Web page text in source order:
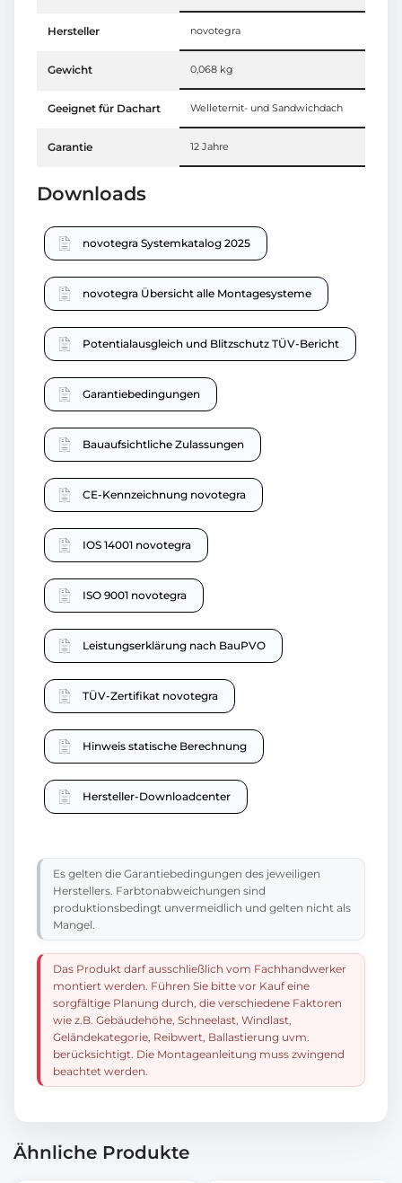
Hersteller novotegra
Gewicht 0,068 kg
Geeignet für Dachart Welleternit- und Sandwichdach
Garantie 12 Jahre
Downloads
novotegra Systemkatalog 2025
novotegra Übersicht alle Montagesysteme
Potentialausgleich und Blitzschutz TÜV-Bericht
Garantiebedingungen
Bauaufsichtliche Zulassungen
CE-Kennzeichnung novotegra
IOS 14001 novotegra
ISO 9001 novotegra
Leistungserklärung nach BauPVO
TÜV-Zertifikat novotegra
Hinweis statische Berechnung
Hersteller-Downloadcenter
Es gelten die Garantiebedingungen des jeweiligen
Herstellers. Farbtonabweichungen sind
produktionsbedingt unvermeidlich und gelten nicht als
Mangel.
Das Produkt darf ausschließlich vom Fachhandwerker
montiert werden. Führen Sie bitte vor Kauf eine
sorgfältige Planung durch, die verschiedene Faktoren
wie z.B. Gebäudehöhe, Schneelast, Windlast,
Geländekategorie, Reibwert, Ballastierung uvm.
berücksichtigt. Die Montageanleitung muss zwingend
beachtet werden.
Ähnliche Produkte